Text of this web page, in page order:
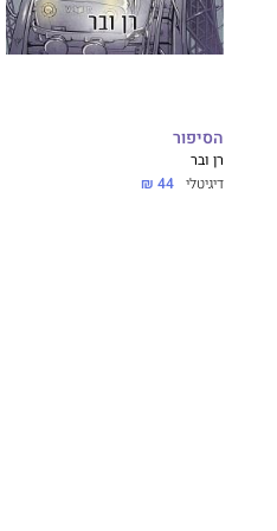
הסיפור
רן ובר
דיגיטלי 44 ₪